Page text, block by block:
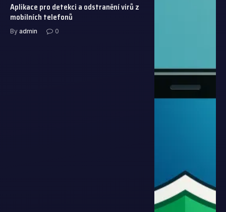
Aplikace pro detekci a odstranění virů z
mobilních telefonů
By admin 0